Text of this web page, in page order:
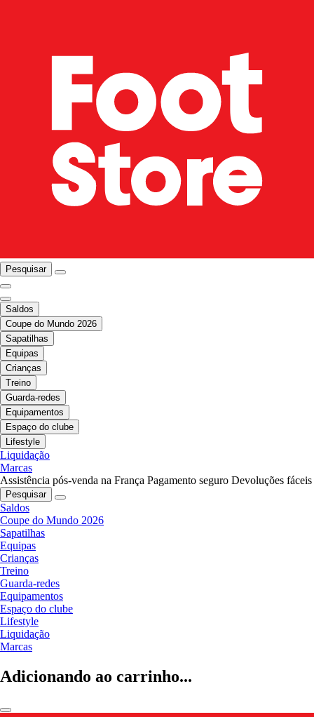
Pesquisar
Saldos
Coupe do Mundo 2026
Sapatilhas
Equipas
Crianças
Treino
Guarda-redes
Equipamentos
Espaço do clube
Lifestyle
Liquidação
Marcas
Assistência pós-venda na França Pagamento seguro Devoluções fáceis
Pesquisar
Saldos
Coupe do Mundo 2026
Sapatilhas
Equipas
Crianças
Treino
Guarda-redes
Equipamentos
Espaço do clube
Lifestyle
Liquidação
Marcas
Adicionando ao carrinho...